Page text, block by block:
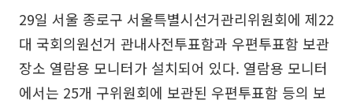
29일 서울 종로구 서울특별시선거관리위원회에 제22
대 국회의원선거 관내사전투표함과 우편투표함 보관
장소 열람용 모니터가 설치되어 있다. 열람용 모니터
에서는 25개 구위원회에 보관된 우편투표함 등의 보